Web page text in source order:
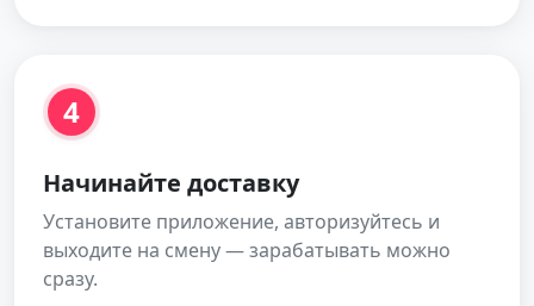
4
Начинайте доставку
Установите приложение, авторизуйтесь и
выходите на смену — зарабатывать можно
сразу.